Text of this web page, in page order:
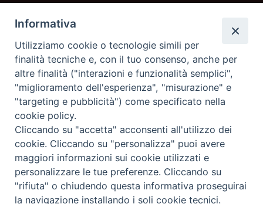
DOCUMENTI PASTORALI
ORARI MESSE
LITURGIA DELLE ORE
GALLERIE FOTOGRAFICHE
GALLERIE VIDEO
Informativa
Utilizziamo cookie o tecnologie simili per
finalità tecniche e, con il tuo consenso, anche per
altre finalità ("interazioni e funzionalità semplici",
"miglioramento dell'esperienza", "misurazione" e
"targeting e pubblicità") come specificato nella
cookie policy.
Cliccando su "accetta" acconsenti all'utilizzo dei
cookie. Cliccando su "personalizza" puoi avere
maggiori informazioni sui cookie utilizzati e
personalizzare le tue preferenze. Cliccando su
"rifiuta" o chiudendo questa informativa proseguirai
la navigazione installando i soli cookie tecnici.